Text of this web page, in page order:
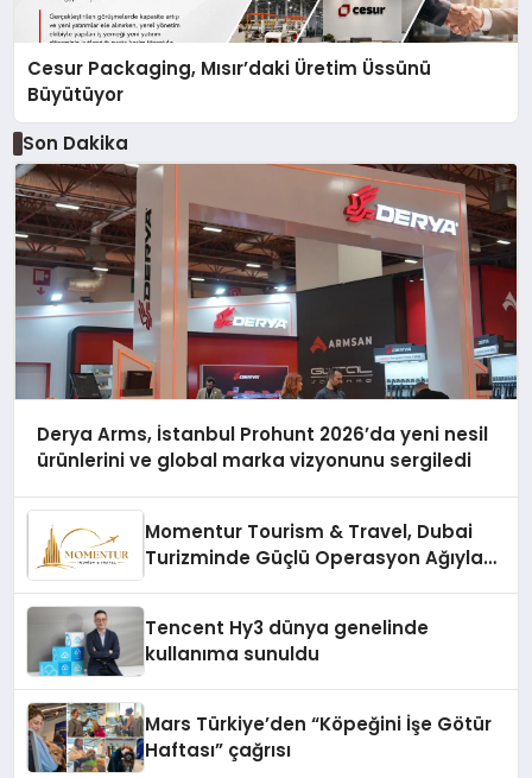
Cesur Packaging, Mısır’daki Üretim Üssünü
Büyütüyor
Son Dakika
Derya Arms, İstanbul Prohunt 2026’da yeni nesil
ürünlerini ve global marka vizyonunu sergiledi
Momentur Tourism & Travel, Dubai
Turizminde Güçlü Operasyon Ağıyla
Tencent Hy3 dünya genelinde
kullanıma sunuldu
Mars Türkiye’den “Köpeğini İşe Götür
Haftası” çağrısı